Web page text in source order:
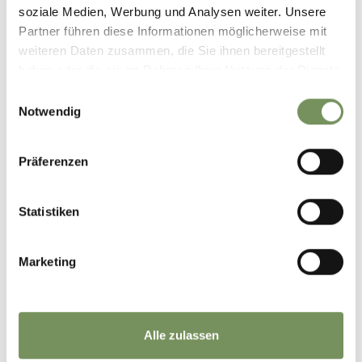
soziale Medien, Werbung und Analysen weiter. Unsere
Partner führen diese Informationen möglicherweise mit
weiteren Daten zusammen, die Sie ihnen bereitgestellt
Notwendig
Präferenzen
Statistiken
Marketing
Alle zulassen
FARMHOUSE KITCHEN AT STEINERHOF